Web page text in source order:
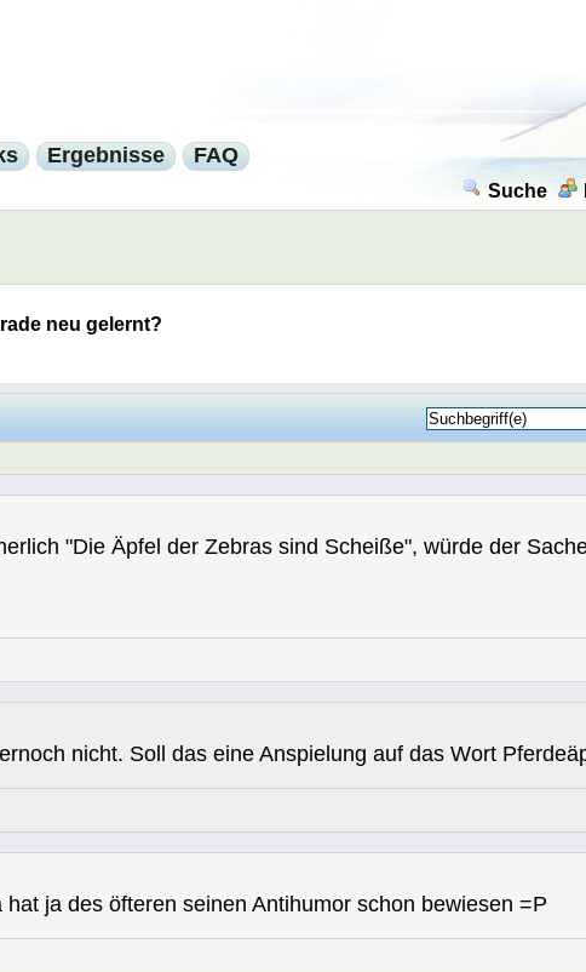
Ergebnisse FAQ
Suche
neu gelernt?
"Die Äpfel der Zebras sind Scheiße", würde der
nicht. Soll das eine Anspielung auf das Wort
ja des öfteren seinen Antihumor schon bewiesen =P